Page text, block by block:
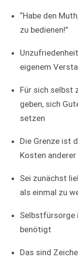
“Habe den
zu bedienen!”
eigenem
Für sich selbst
geben, sich
setzen
Die Grenze ist
Kosten
Sei zunächst
als einmal zu
Selbstfürsorge
benötigt
Das sind